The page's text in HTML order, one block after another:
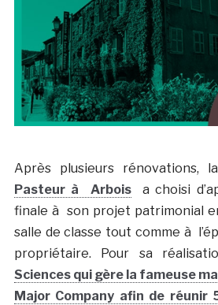
Après plusieurs rénovations, la
Pasteur à Arboisa choisi
finale à son projet patrimonial
salle de classe tout comme à
propriétaire. Pour sa
Sciences qui gère la fameuse
Major Company afin de réunir